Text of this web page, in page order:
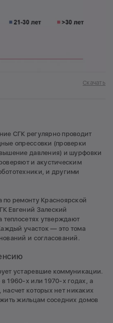
Скачать
СГК регулярно проводит
опрессовки (проверки
давления) и шурфовки
и акустическим
и другими
по ремонту Красноярской
Евгений Залеский
теплосетях утверждают
участок — это тома
и согласований.
устаревшие коммуникации.
1960-х или 1970-х годах, а
насчет которых нет никаких
жильцам соседних домов